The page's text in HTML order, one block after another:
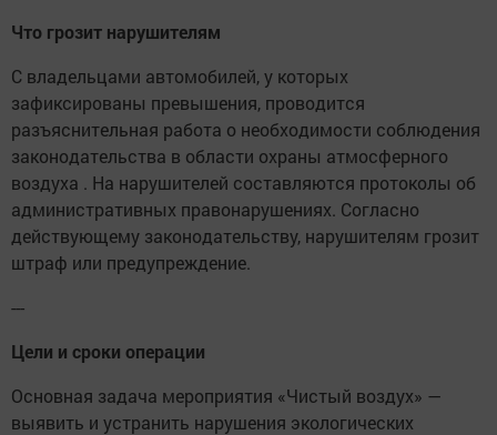
Что грозит нарушителям
С владельцами автомобилей, у которых
зафиксированы превышения, проводится
разъяснительная работа о необходимости соблюдения
законодательства в области охраны атмосферного
воздуха . На нарушителей составляются протоколы об
административных правонарушениях. Согласно
действующему законодательству, нарушителям грозит
штраф или предупреждение.
---
Цели и сроки операции
Основная задача мероприятия «Чистый воздух» —
выявить и устранить нарушения экологических